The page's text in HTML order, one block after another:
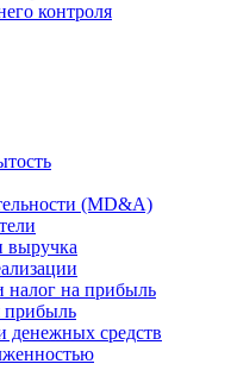
контроля
(MD&A)
налог на прибыль
прибыль
денежных средств